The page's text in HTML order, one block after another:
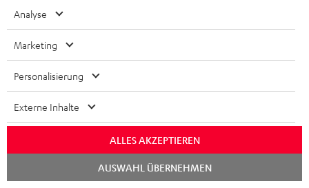
Downloads und Service
DBedienungsanleitung: Stand-Lautsprecher UL 40 Mk4
Analyse
Marketing
Personalisierung
Externe Inhalte
ALLES AKZEPTIEREN
AUSWAHL ÜBERNEHMEN